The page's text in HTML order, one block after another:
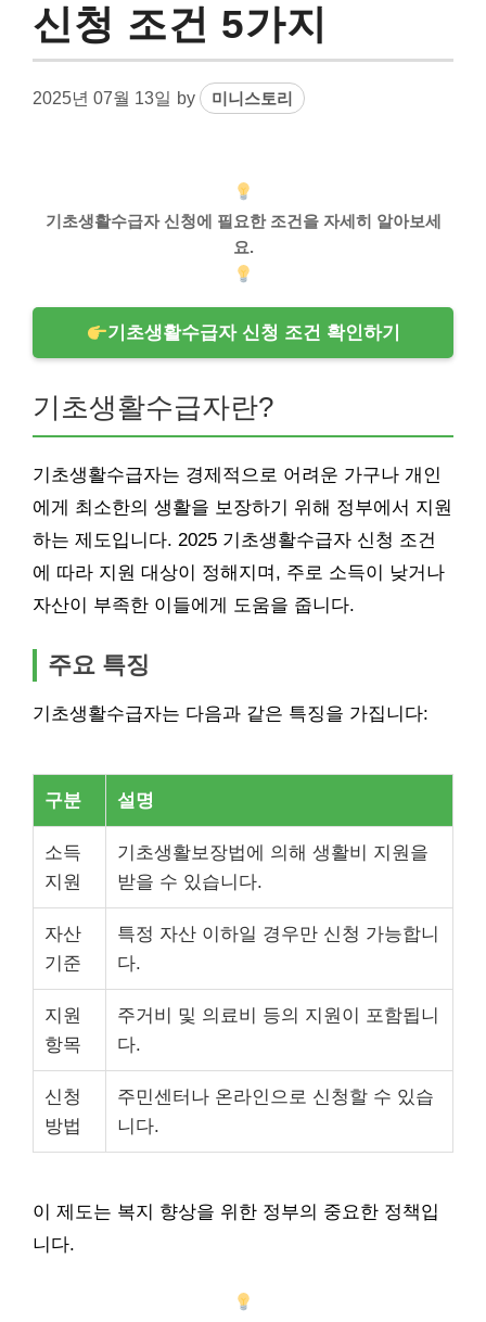
신청 조건 5가지
2025년 07월 13일 by 미니스토리
기초생활수급자 신청에 필요한 조건을 자세히 알아보세
요.
기초생활수급자 신청 조건 확인하기
기초생활수급자란?
기초생활수급자는 경제적으로 어려운 가구나 개인
에게 최소한의 생활을 보장하기 위해 정부에서 지원
하는 제도입니다. 2025 기초생활수급자 신청 조건
에 따라 지원 대상이 정해지며, 주로 소득이 낮거나
자산이 부족한 이들에게 도움을 줍니다.
주요 특징
기초생활수급자는 다음과 같은 특징을 가집니다:
구분 설명
소득
지원
기초생활보장법에 의해 생활비 지원을
받을 수 있습니다.
자산
기준
특정 자산 이하일 경우만 신청 가능합니
다.
지원
항목
주거비 및 의료비 등의 지원이 포함됩니
다.
신청
방법
주민센터나 온라인으로 신청할 수 있습
니다.
이 제도는 복지 향상을 위한 정부의 중요한 정책입
니다.